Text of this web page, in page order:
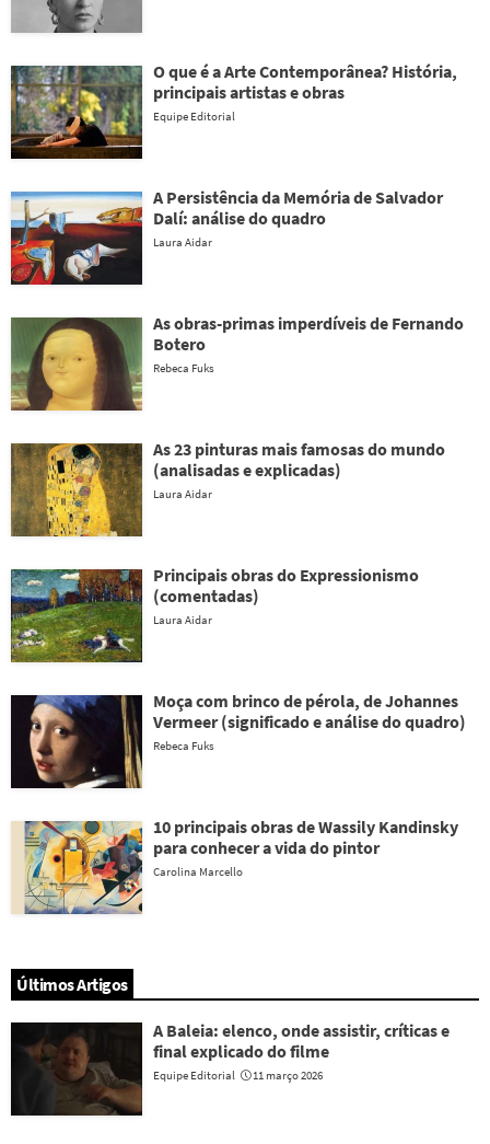
O que é a Arte Contemporânea? História,
principais artistas e obras
Equipe Editorial
A Persistência da Memória de Salvador
Dalí: análise do quadro
Laura Aidar
As obras-primas imperdíveis de Fernando
Botero
Rebeca Fuks
As 23 pinturas mais famosas do mundo
(analisadas e explicadas)
Laura Aidar
Principais obras do Expressionismo
(comentadas)
Laura Aidar
Moça com brinco de pérola, de Johannes
Vermeer (significado e análise do quadro)
Rebeca Fuks
10 principais obras de Wassily Kandinsky
para conhecer a vida do pintor
Carolina Marcello
Últimos Artigos
A Baleia: elenco, onde assistir, críticas e
final explicado do filme
Equipe Editorial 11 março 2026